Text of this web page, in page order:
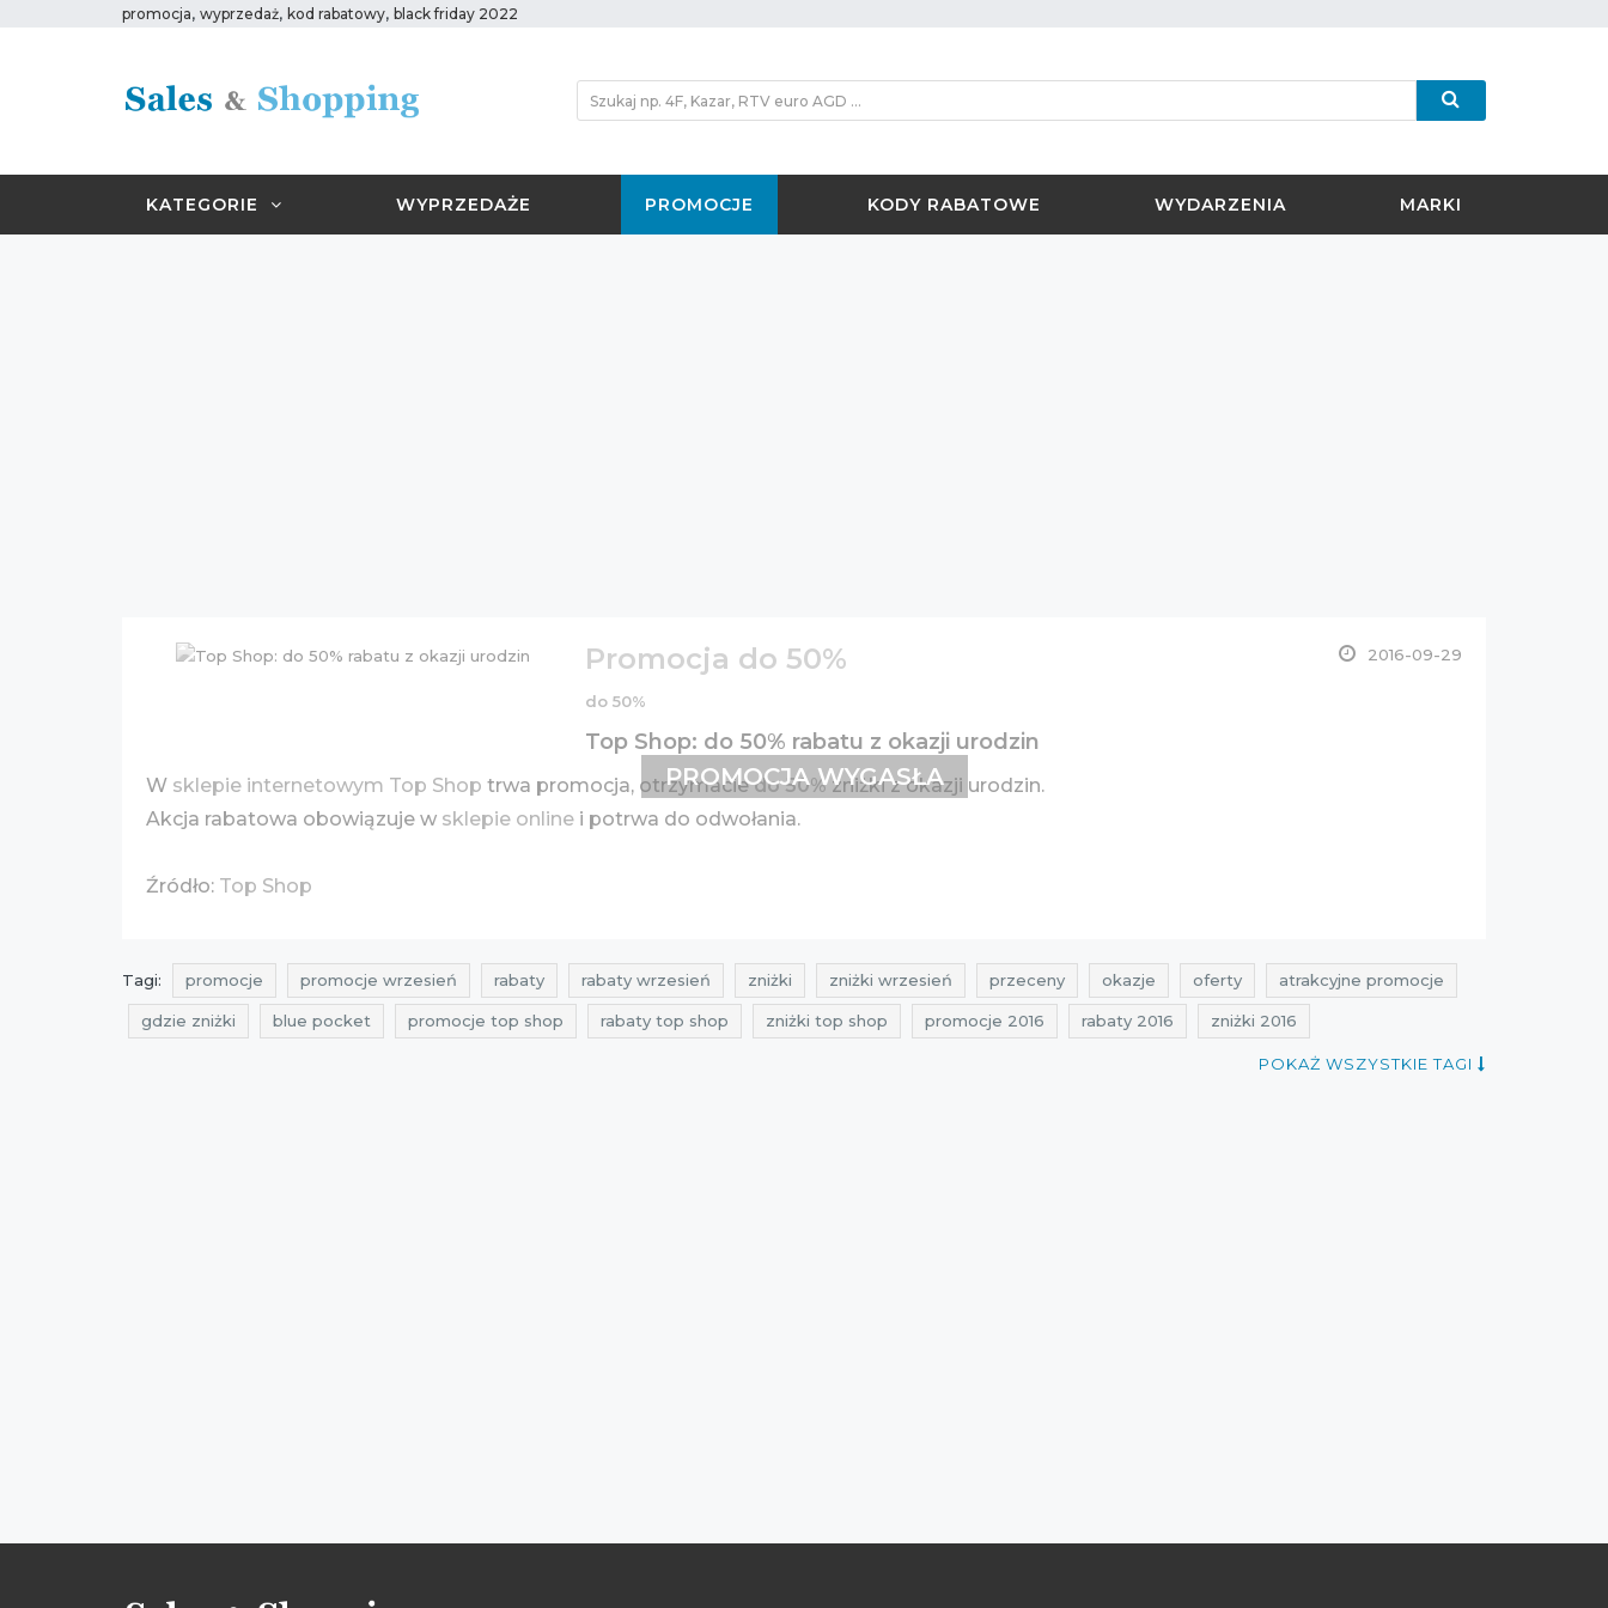
promocja, wyprzedaż, kod rabatowy, black friday 2022
KATEGORIE WYPRZEDAŻE PROMOCJE KODY RABATOWE WYDARZENIA MARKI
Promocja do 50% 2016-09-29
do 50%
Top Shop: do 50% rabatu z okazji urodzin
W sklepie internetowym Top Shop trwa promocja, otrzymaciedo 50%zniżki z okazji urodzin.
Akcja rabatowa obowiązuje w sklepie online i potrwa do odwołania.
Źródło: Top Shop
PROMOCJA WYGASŁA
Tagi: promocje promocje wrzesień rabaty rabaty wrzesień zniżki zniżki wrzesień przeceny okazje oferty atrakcyjne promocje
gdzie zniżki blue pocket promocje top shop rabaty top shop zniżki top shop promocje 2016 rabaty 2016 zniżki 2016
POKAŻ WSZYSTKIE TAGI